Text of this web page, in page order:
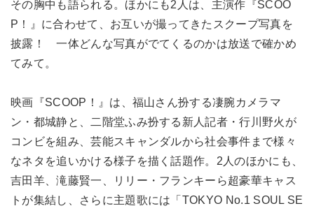
その胸中も語られる。ほかにも2人は、主演作『SCOO
P！』に合わせて、お互いが撮ってきたスクープ写真を
披露！ 一体どんな写真がでてくるのかは放送で確かめ
てみて。
映画『SCOOP！』は、福山さん扮する凄腕カメラマ
ン・都城静と、二階堂ふみ扮する新人記者・行川野火が
コンビを組み、芸能スキャンダルから社会事件まで様々
なネタを追いかける様子を描く話題作。2人のほかにも、
吉田羊、滝藤賢一、リリー・フランキーら超豪華キャス
トが集結し、さらに主題歌には「TOKYO No.1 SOUL SE